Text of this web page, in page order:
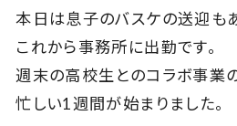
本日は息子のバスケの送迎もあ
これから事務所に出勤です。
週末の高校生とのコラボ事業
忙しい1週間が始まりました。